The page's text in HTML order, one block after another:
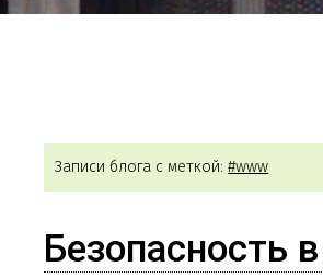
Записи блога с меткой:#www
Безопасность